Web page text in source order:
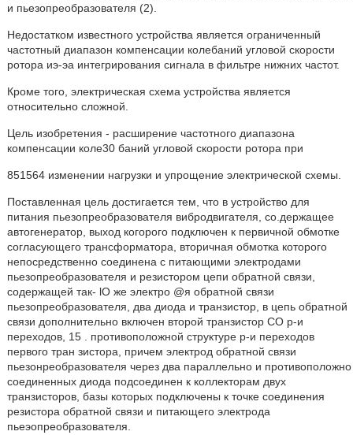
и пьезопреобразователя (2).
Недостатком известного устройства является ограниченный
частотный диапазон компенсации колебаний угловой скорости
ротора иэ-эа интегрирования сигнала в фильтре нижних частот.
Кроме того, электрическая схема устройства является
относительно сложной.
Цель изобретения - расширение частотного диапазона
компенсации коле30 баний угловой скорости ротора при
851564 изменении нагрузки и упрощение электрической схемы.
Поставленная цель достигается тем, что в устройство для
питания пьезопреобразователя вибродвигателя, со.держащее
автогенератор, выход когорого подключен к первичной обмотке
согласующего трансформатора, вторичная обмотка которого
непосредственно соединена с питающими электродами
пьезопреобразователя и резистором цепи обратной связи,
содержащей так- lO же электро @я обратной связи
пьезопреобразователя, два диода и транзистор, в цепь обратной
связи дополнительно включен второй транзистор СО р-и
переходов, 15 . противоположной структуре р-и переходов
первого тран зистора, причем электрод обратной связи
пьезонреобразователя через два параллельно и противоположно
соединенных диода подсоединен к коллекторам двух
транзисторов, базы которых подключены к точке соединения
резистора обратной связи и питающего электрода
пьеэопреобразователя.